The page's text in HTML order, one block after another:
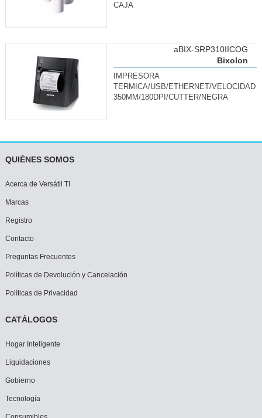
CAJA
Bixolon
aBIX-SRP310IICOG
IMPRESORA
TERMICA/USB/ETHERNET/VELOCIDAD
350MM/180DPI/CUTTER/NEGRA
QUIÉNES SOMOS
Acerca de Versátil TI
Marcas
Registro
Contacto
Preguntas Frecuentes
Políticas de Devolución y Cancelación
Políticas de Privacidad
CATÁLOGOS
Hogar Inteligente
Liquidaciones
Gobierno
Tecnología